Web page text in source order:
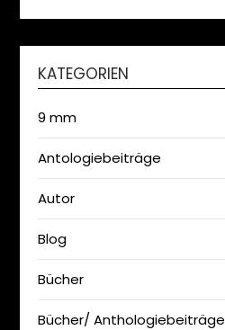
KATEGORIEN
9 mm
Antologiebeiträge
Autor
Blog
Bücher
Bücher/ Anthologiebeiträge